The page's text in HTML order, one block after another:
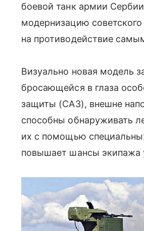
боевой танк армии
модернизацию
на противодействие
Визуально новая модель
бросающейся в глаза
защиты (САЗ), внешне
способны обнаруживать
их с помощью
повышает шансы экипажа